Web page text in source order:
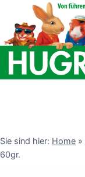
Inhalt
springen
Sie sind hier: Home »
60gr.